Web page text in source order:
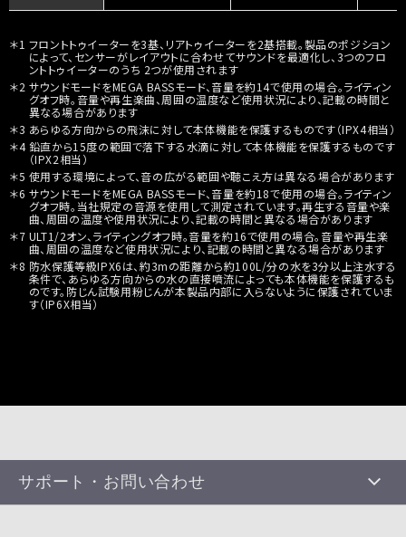
＊1 フロントトゥイーターを3基、リアトゥイーターを2基搭載。製品のポジション
によって、センサーがレイアウトに合わせてサウンドを最適化し、3つのフロ
ントトゥイーターのうち 2つが使用されます
＊2 サウンドモードをMEGA BASSモード、音量を約14で使用の場合。ライティン
グオフ時。音量や再生楽曲、周囲の温度など使用状況により、記載の時間と
異なる場合があります
＊3 あらゆる方向からの飛沫に対して本体機能を保護するものです（IPX4相当）
＊4 鉛直から15度の範囲で落下する水滴に対して本体機能を保護するものです
（IPX2相当）
＊5 使用する環境によって、音の広がる範囲や聴こえ方は異なる場合があります
＊6 サウンドモードをMEGA BASSモード、音量を約18で使用の場合。ライティン
グオフ時。当社規定の音源を使用して測定されています。再生する音量や楽
曲、周囲の温度や使用状況により、記載の時間と異なる場合があります
＊7 ULT1/2オン、ライティングオフ時。音量を約16で使用の場合。音量や再生楽
曲、周囲の温度など使用状況により、記載の時間と異なる場合があります
＊8 防水保護等級IPX6は、約3mの距離から約100L/分の水を3分以上注水する
条件で、あらゆる方向からの水の直接噴流によっても本体機能を保護するも
のです。防じん試験用粉じんが本製品内部に入らないように保護されていま
す（IP6X相当）
サポート・お問い合わせ